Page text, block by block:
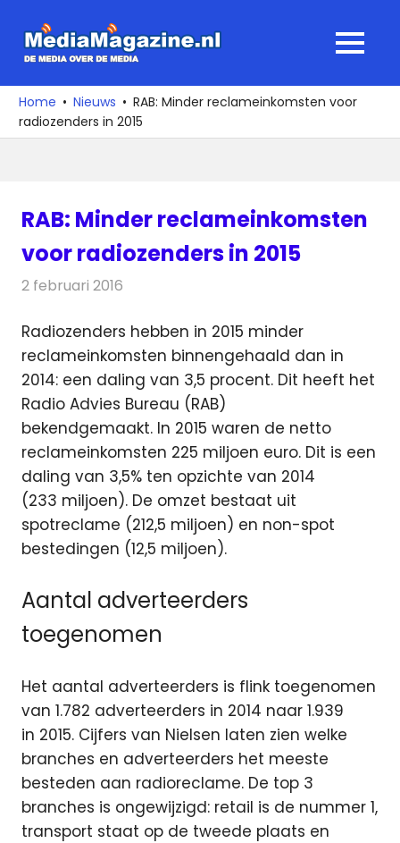
naar
media
over
de
MENU
Home Nieuws
RAB: Minder reclameinkomsten voor
radiozenders in 2015
RAB: Minder reclameinkomsten
voor radiozenders in 2015
2 februari 2016
Radiozenders hebben in 2015 minder
reclameinkomsten binnengehaald dan in
2014: een daling van 3,5 procent. Dit heeft het
Radio Advies Bureau (RAB)
bekendgemaakt. In 2015 waren de netto
reclameinkomsten 225 miljoen euro. Dit is een
daling van 3,5% ten opzichte van 2014
(233 miljoen). De omzet bestaat uit
spotreclame (212,5 miljoen) en non-spot
bestedingen (12,5 miljoen).
Aantal adverteerders
toegenomen
Het aantal adverteerders is flink toegenomen
van 1.782 adverteerders in 2014 naar 1.939
in 2015. Cijfers van Nielsen laten zien welke
branches en adverteerders het meeste
besteden aan radioreclame. De top 3
branches is ongewijzigd: retail is de nummer 1,
transport staat op de tweede plaats en